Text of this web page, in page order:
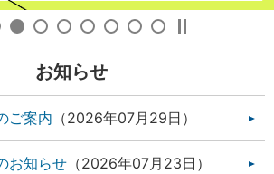
お知らせ
ご案内 2026年07月29日
お知らせ 2026年07月23日